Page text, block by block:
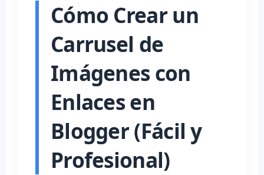
Cómo Crear un
Carrusel de
Imágenes con
Enlaces en
Blogger (Fácil y
Profesional)